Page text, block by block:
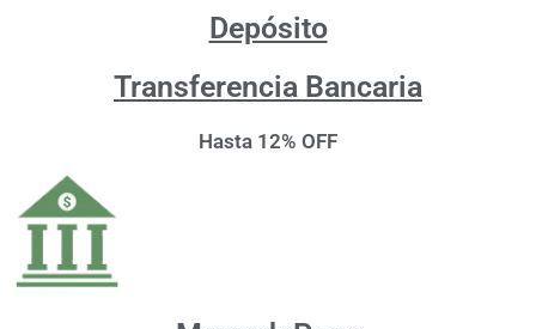
Depósito
Transferencia Bancaria
Hasta 12% OFF